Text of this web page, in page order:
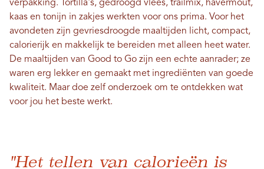
verpakking. Tortilla's, gedroogd vlees, trailmix, havermout,
kaas en tonijn in zakjes werkten voor ons prima. Voor het
avondeten zijn gevriesdroogde maaltijden licht, compact,
calorierijk en makkelijk te bereiden met alleen heet water.
De maaltijden van Good to Go zijn een echte aanrader; ze
waren erg lekker en gemaakt met ingrediënten van goede
kwaliteit. Maar doe zelf onderzoek om te ontdekken wat
voor jou het beste werkt.
"Het tellen van calorieën is